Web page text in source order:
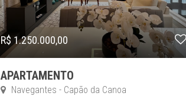
R$ 1.250.000,00
APARTAMENTO
Navegantes - Capão da Canoa